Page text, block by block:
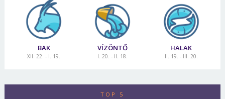
BAK
XII. 22. - I. 19.
VÍZÖNTŐ
I. 20. - II. 18.
HALAK
II. 19. - III. 20.
TOP 5